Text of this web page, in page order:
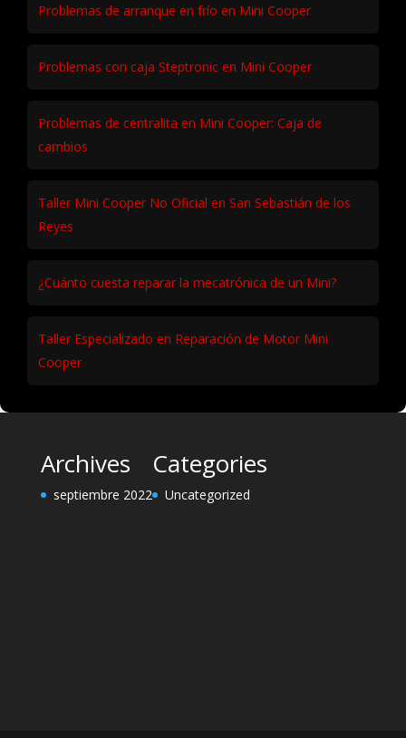
Problemas de arranque en frío en Mini Cooper
Problemas con caja Steptronic en Mini Cooper
Problemas de centralita en Mini Cooper: Caja de
cambios
Taller Mini Cooper No Oficial en San Sebastián de los
Reyes
¿Cuánto cuesta reparar la mecatrónica de un Mini?
Taller Especializado en Reparación de Motor Mini
Cooper
Archives
septiembre 2022
Categories
Uncategorized